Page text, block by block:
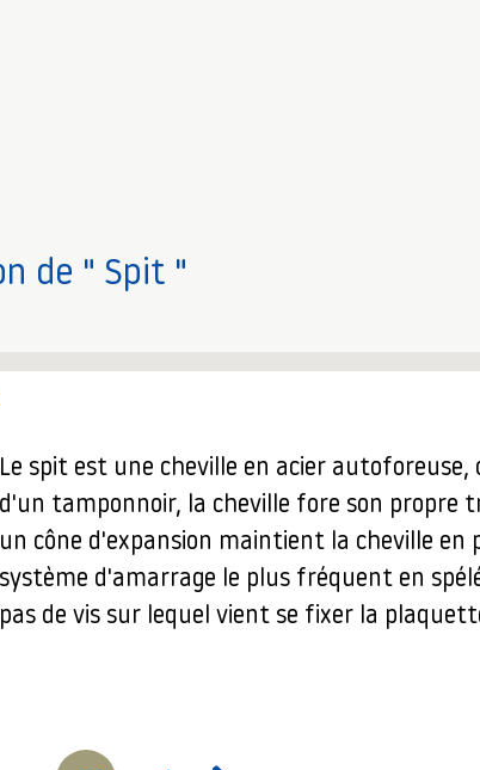
de " Spit "
Le spit est une cheville en acier autoforeuse,
d'un tamponnoir, la cheville fore son propre
un cône d'expansion maintient la cheville en
système d'amarrage le plus fréquent en
pas de vis sur lequel vient se fixer la